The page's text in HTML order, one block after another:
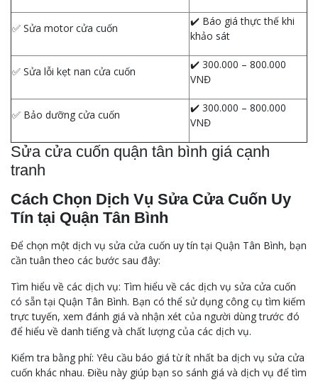
✅ Sửa motor cửa cuốn
✔️ Báo giá thực thế khi
khảo sát
✅ Sửa lỗi kẹt nan cửa cuốn
✔️ 300.000 – 800.000
VNĐ
✅ Bảo dưỡng cửa cuốn
✔️ 300.000 – 800.000
VNĐ
Sửa cửa cuốn quận tân bình giá cạnh
tranh
Cách Chọn Dịch Vụ Sửa Cửa Cuốn Uy
Tín tại Quận Tân Bình
Để chọn một dịch vụ sửa cửa cuốn uy tín tại Quận Tân Bình, bạn
cần tuân theo các bước sau đây:
Tìm hiểu về các dịch vụ: Tìm hiểu về các dịch vụ sửa cửa cuốn
có sẵn tại Quận Tân Bình. Bạn có thể sử dụng công cụ tìm kiếm
trực tuyến, xem đánh giá và nhận xét của người dùng trước đó
để hiểu về danh tiếng và chất lượng của các dịch vụ.
Kiểm tra bằng phí: Yêu cầu báo giá từ ít nhất ba dịch vụ sửa cửa
cuốn khác nhau. Điều này giúp bạn so sánh giá và dịch vụ để tìm